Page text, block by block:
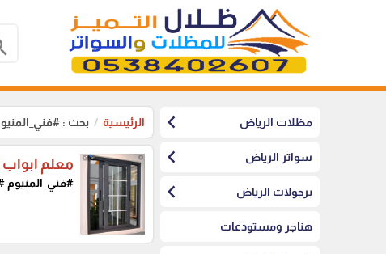
مظلات الرياض chevron_left
سواتر الرياض chevron_left
برجولات الرياض chevron_left
هناجر ومستودعات
الرئيسية بحث :
معلم
#فني_المنيوم